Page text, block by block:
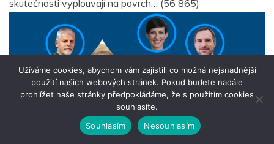
skutečnosti vyplouvají na povrch…
(56 865)
Užíváme cookies, abychom vám zajistili co možná nejsnadnější
použití našich webových stránek. Pokud budete nadále
prohlížet naše stránky předpokládáme, že s použitím cookies
souhlasíte.
Souhlasím
Nesouhlasím